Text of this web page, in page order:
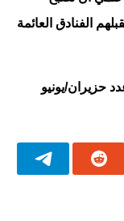
الفنادق العائمة
حزيران/يونيو